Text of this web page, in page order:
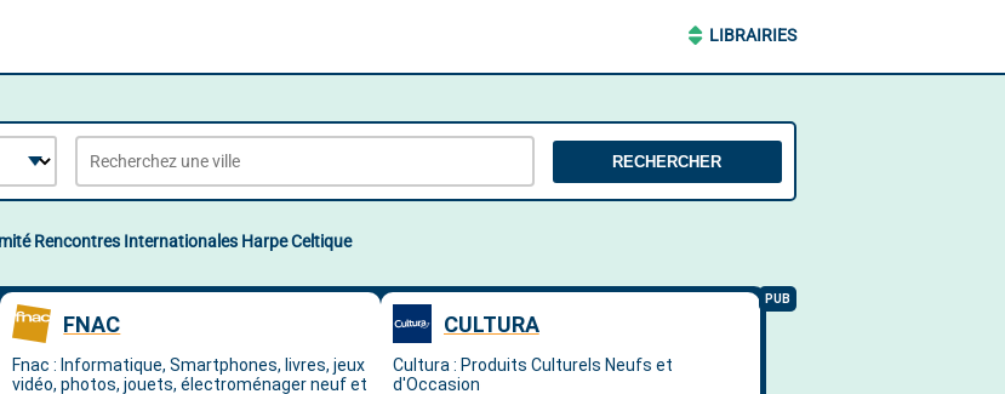
LIBRAIRIES
RECHERCHER
Rencontres Internationales Harpe Celtique